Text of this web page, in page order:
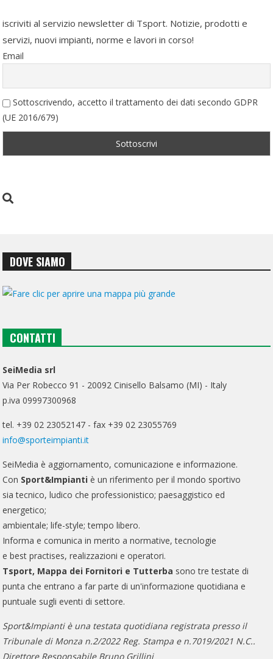
iscriviti al servizio newsletter di Tsport. Notizie, prodotti e
servizi, nuovi impianti, norme e lavori in corso!
Email
Sottoscrivendo, accetto il trattamento dei dati secondo GDPR
(UE 2016/679)
DOVE SIAMO
CONTATTI
SeiMedia srl
Via Per Robecco 91 - 20092 Cinisello Balsamo (MI) - Italy
p.iva 09997300968
tel. +39 02 23052147 - fax +39 02 23055769
info@sporteimpianti.it
SeiMedia è aggiornamento, comunicazione e informazione.
Con Sport&Impianti è un riferimento per il mondo sportivo
sia tecnico, ludico che professionistico; paesaggistico ed
energetico;
ambientale; life-style; tempo libero.
Informa e comunica in merito a normative, tecnologie
e best practises, realizzazioni e operatori.
Tsport, Mappa dei Fornitori e Tutterba sono tre testate di
punta che entrano a far parte di un'informazione quotidiana e
puntuale sugli eventi di settore.
Sport&Impianti è una testata quotidiana registrata presso il
Tribunale di Monza n.2/2022 Reg. Stampa e n.7019/2021 N.C..
Direttore Responsabile Bruno Grillini